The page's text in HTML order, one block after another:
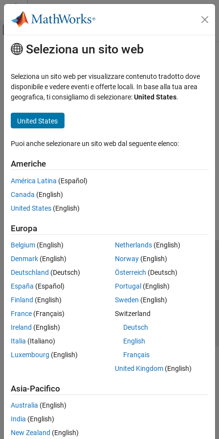
Vai al contenuto
Attiva/disattiva menu di navigazione
Pagina iniziale della documentazione
Contenuto principale
Seleziona un sito web
Seleziona un sito web per visualizzare contenuto tradotto dove
disponibile e vedere eventi e offerte locali. In base alla tua area
geografica, ti consigliamo di selezionare:United States.
United States
Puoi anche selezionare un sito web dal seguente elenco:
Americhe
América Latina (Español)
Canada (English)
United States (English)
Europa
Belgium (English)
Denmark (English)
Deutschland (Deutsch)
España (Español)
Finland (English)
France (Français)
Ireland (English)
Italia (Italiano)
Luxembourg (English)
Netherlands(English)
Norway(English)
Österreich (Deutsch)
Portugal (English)
Sweden (English)
Switzerland
Deutsch
English
Français
United Kingdom(English)
Asia-Pacifico
Australia (English)
India (English)
New Zealand (English)
Centro di fiducia
Informativa sulla privacy
Antipirateria
Stato dell'applicazione
Contatti
© 1994-2026 The MathWorks, Inc.